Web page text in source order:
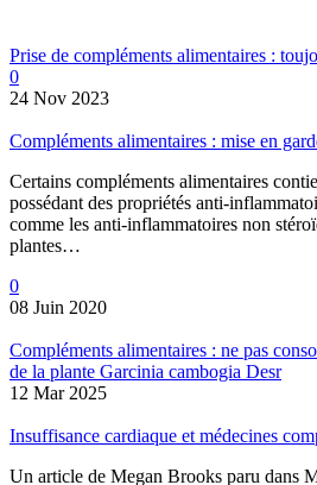
Prise de compléments alimentaires :
0
24 Nov 2023
Compléments alimentaires : mise en
Certains compléments alimentaires
possédant des propriétés anti-
comme les anti-inflammatoires non
plantes…
0
08 Juin 2020
Compléments alimentaires : ne pas
de la plante Garcinia cambogia Desr
12 Mar 2025
Insuffisance cardiaque et médecines
Un article de Megan Brooks paru dans